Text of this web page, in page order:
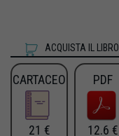
ACQUISTA IL LIBRO
CARTACEO
21 €
PDF
12.6 €